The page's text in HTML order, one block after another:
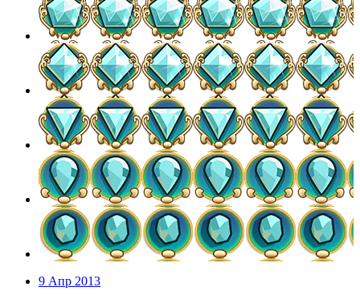
9 Апр 2013